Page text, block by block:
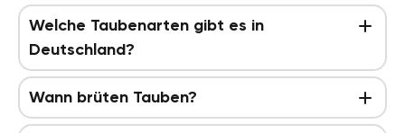
Welche Taubenarten gibt es in
Deutschland?
Wann brüten Tauben?